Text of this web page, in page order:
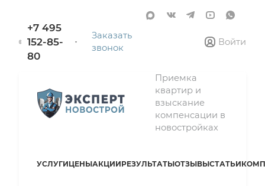
+7 495
152-85-
80
Заказать
звонок
Войти
Приемка
квартир и
взыскание
компенсации в
новостройках
УСЛУГИЦЕНЫАКЦИИРЕЗУЛЬТАТЫОТЗЫВЫСТАТЬИ